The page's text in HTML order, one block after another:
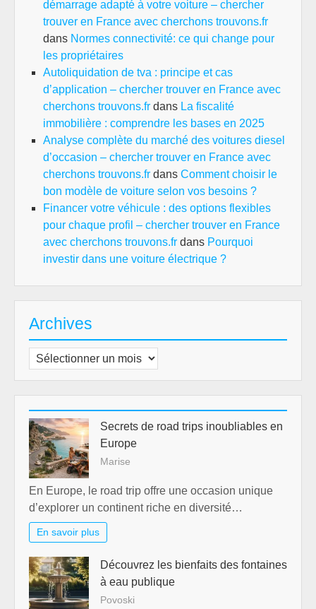
démarrage adapté à votre voiture – chercher
trouver en France avec cherchons trouvons.fr
dans Normes connectivité: ce qui change pour
les propriétaires
Autoliquidation de tva : principe et cas
d’application – chercher trouver en France avec
cherchons trouvons.fr dans La fiscalité
immobilière : comprendre les bases en 2025
Analyse complète du marché des voitures diesel
d’occasion – chercher trouver en France avec
cherchons trouvons.fr dans Comment choisir le
bon modèle de voiture selon vos besoins ?
Financer votre véhicule : des options flexibles
pour chaque profil – chercher trouver en France
avec cherchons trouvons.fr dans Pourquoi
investir dans une voiture électrique ?
Archives
Archives
Secrets de road trips inoubliables en
Europe
Marise
En Europe, le road trip offre une occasion unique
d’explorer un continent riche en diversité…
En savoir plus
Découvrez les bienfaits des fontaines
à eau publique
Povoski